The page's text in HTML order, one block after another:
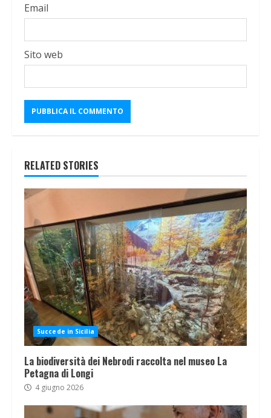
Email
Sito web
RELATED STORIES
Succede in Sicilia
La biodiversità dei Nebrodi raccolta nel museo La
Petagna di Longi
4 giugno 2026